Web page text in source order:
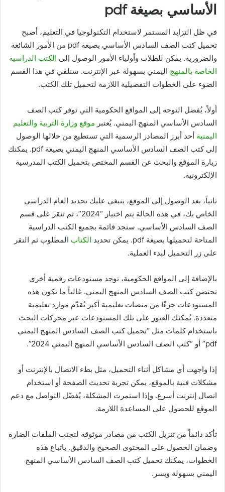
الأساسي بصيغة pdf
في ظل التزايد المستمر لاستخدام التكنولوجيا في التعليم، أصبح
تحميل كتب الصف السادس الأساسي بصيغة pdf من الأمور الشائعة
والضرورية. يمكن للطلاب وأولياء الأمور الوصول إلى الكتب الدراسية
الخاصة بالمنهج اليمني بسهولة عبر الإنترنت. سنلقي في هذا القسم
الضوء على الخطوات التفصيلية اللازمة لتحميل تلك الكتب.
أولاً، يُفضل التوجه إلى المواقع الحكومية التي توفر كتب الصف
السادس الأساسي المنهج اليمني. يُعتبر موقع وزارة التربية والتعليم
اليمنية أحد أبرز المصادر الرسمية التي تستطيع من خلالها الوصول
إلى كتب الصف السادس الأساسي المنهج اليمني بصيغة pdf. يمكنك
زيارة الموقع والبحث عن القسم المختص بتحميل الكتب المدرسية
الإلكترونية.
ثانياً، بعد الوصول إلى الموقع، ينبغي عليك تحديد العام الدراسي
الخاص بك، في هذه الحالة يتم اختيار “2024”، ثم تنقر على قسم
الصف السادس الأساسي. ستجد قائمة بجميع الكتب الدراسية
المتاحة لتحميلها بصيغة pdf. يمكن تحديد
الكتاب المطلوب ثم النقر
على زر التحميل لبدء العملية.
بالإضافة إلى المواقع الحكومية، توجد مستودعات رقمية أخرى
تحتضن كتب الصف السادس المنهج اليمني. غالباً ما تكون هذه
المستودعات جزءًا من منصات تعليمية أكبر تُقدّم موارد تعليمية
متعددة. يُمكنك العثور على تلك المستودعات عبر محركات البحث
باستخدام كلمات مثل “تحميل كتب الصف السادس المنهج اليمني
pdf” أو “كتب الصف السادس الأساسي المنهج اليمني 2024”.
إذا واجهت أي مشاكل أثناء التحميل، مثل بطء الاتصال بالإنترنت أو
مشكلات فنية بالموقع، يمكن تجربة تحديث الصفحة أو استخدام
اتصال إنترنت أسرع. وإذا استمرت المشكلة، يُفضّل التواصل مع دعم
الموقع للحصول على المساعدة اللازمة.
تأكد دائماً من تنزيل الكتب من مصادر موثوقة لتجنب الملفات الضارة
وضمان الحصول على المحتوى الصحيح والدقيق. باتباع هذه
الخطوات، يمكنك تحميل كتب الصف السادس الأساسي المنهج
اليمني بسهولة ويسر.